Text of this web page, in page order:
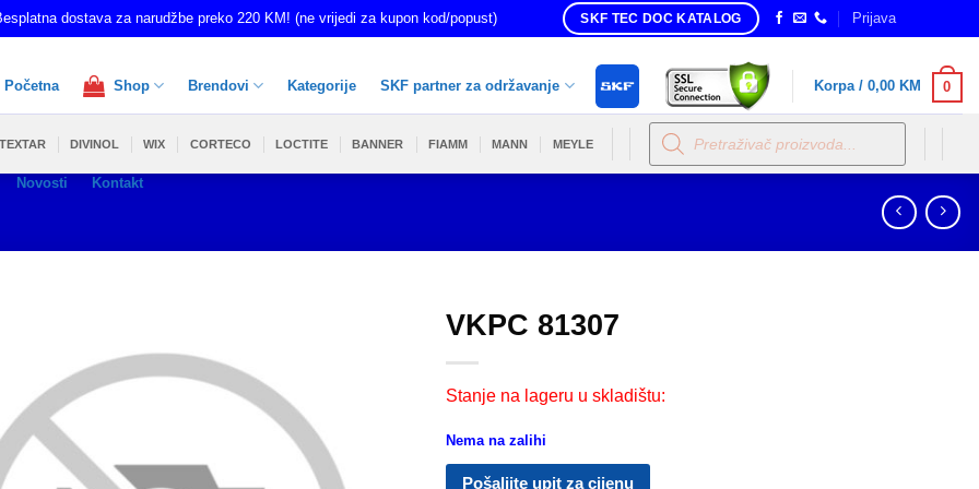
dostava za narudžbe preko 220 KM! (ne vrijedi za kupon kod/popust) SKF TEC DOC KATALOG Prijava
Početna Shop Brendovi Kategorije SKF partner za održavanje
Novosti Kontakt
Korpa / 0,00 KM 0
TEXTAR DIVINOL WIX CORTECO LOCTITE BANNER FIAMM MANN MEYLE
Products
search
VKPC 81307
Stanje na lageru u skladištu:
Nema na zalihi
Pošaljite upit za cijenu